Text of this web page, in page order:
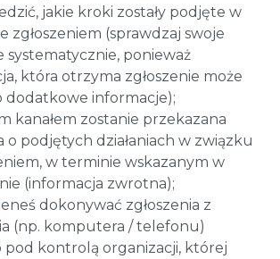
jakie kroki zostały podjęte w
zgłoszeniem (sprawdzaj swoje
systematycznie, ponieważ
która otrzyma zgłoszenie może
dodatkowe informacje);
kanałem zostanie przekazana
o podjętych działaniach w związku
w terminie wskazanym w
(informacja zwrotna);
dokonywać zgłoszenia z
(np. komputera / telefonu)
pod kontrolą organizacji, której